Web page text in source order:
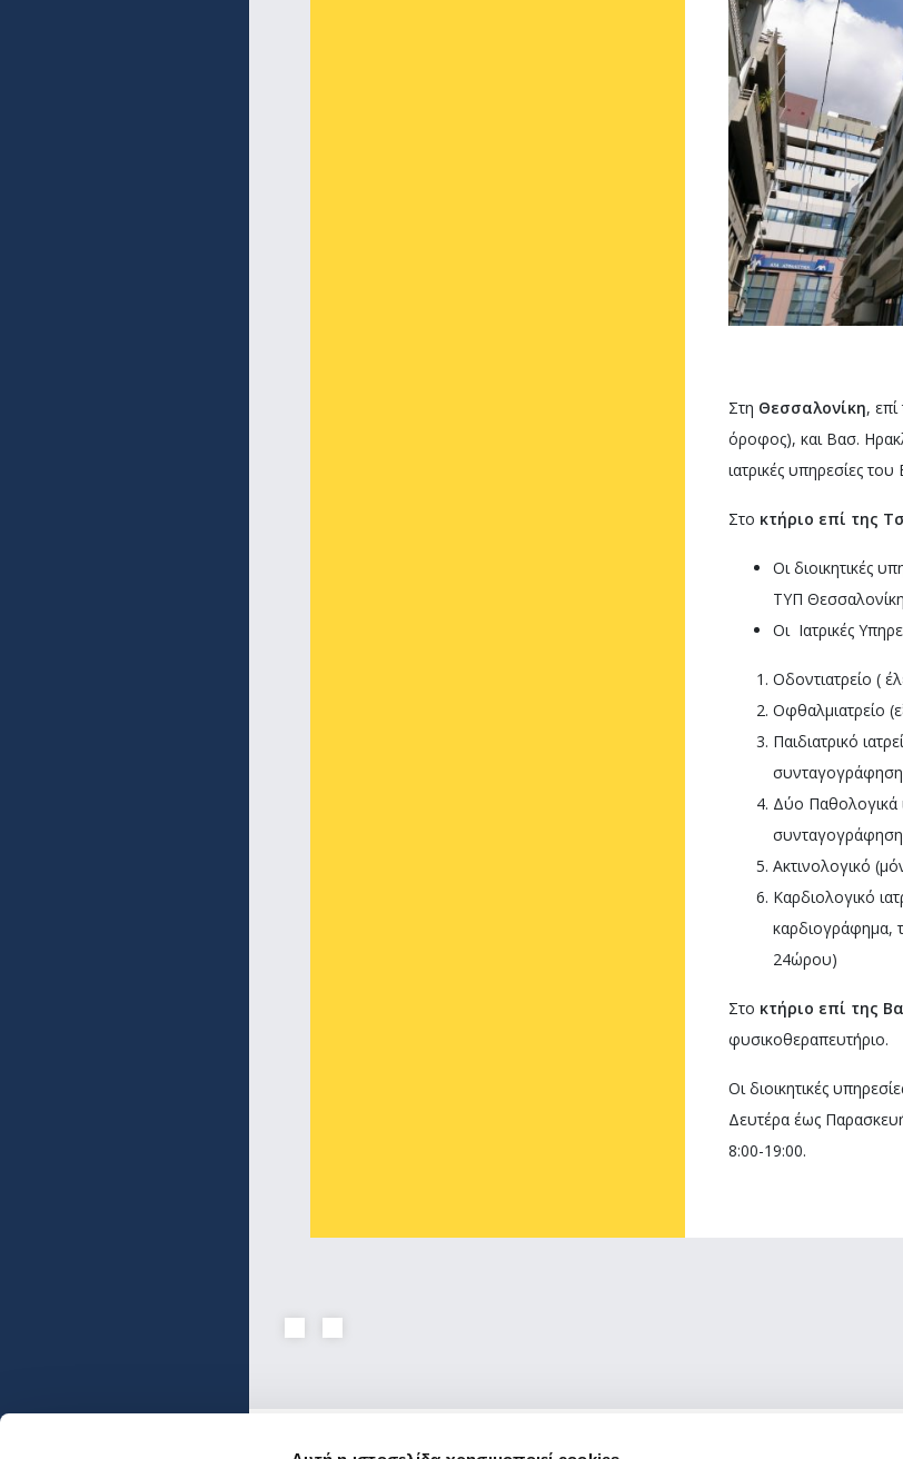
Στη Θεσσαλονίκη,
όροφος), και Βασ.
ιατρικές υπηρεσίες
Στο κτήριο επί της
Οι διοικητικές
ΤΥΠ
Οι Ιατρικές
Οδοντιατρείο (
Οφθαλμιατρείο
Παιδιατρικό
Δύο Παθολογικά
Ακτινολογικό
Καρδιολογικό
καρδιογράφημα,
24ώρου)
Στο κτήριο επί της
φυσικοθεραπευτήριο.
Οι διοικητικές
Δευτέρα έως
8:00-19:00.